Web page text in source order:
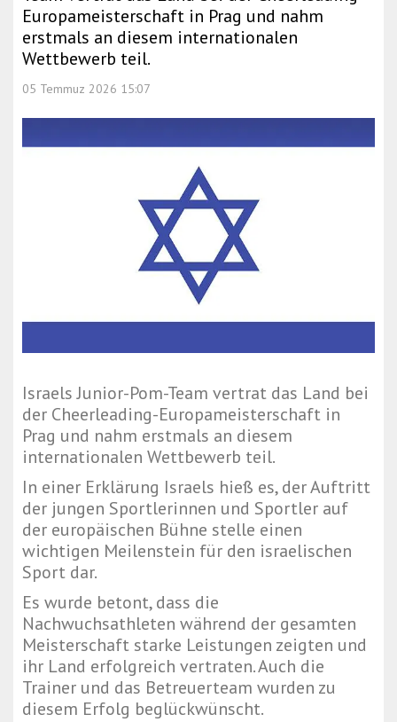
Europameisterschaft in Prag und nahm
erstmals an diesem internationalen
Wettbewerb teil.
05 Temmuz 2026 15:07
Israels Junior-Pom-Team vertrat das Land bei
der Cheerleading-Europameisterschaft in
Prag und nahm erstmals an diesem
internationalen Wettbewerb teil.
In einer Erklärung Israels hieß es, der Auftritt
der jungen Sportlerinnen und Sportler auf
der europäischen Bühne stelle einen
wichtigen Meilenstein für den israelischen
Sport dar.
Es wurde betont, dass die
Nachwuchsathleten während der gesamten
Meisterschaft starke Leistungen zeigten und
ihr Land erfolgreich vertraten. Auch die
Trainer und das Betreuerteam wurden zu
diesem Erfolg beglückwünscht.